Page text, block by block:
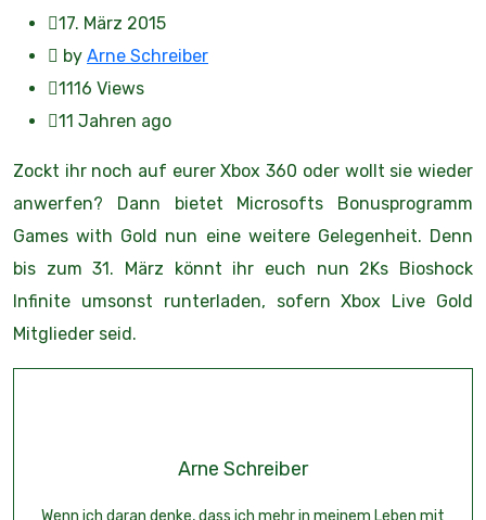
17. März 2015
by Arne Schreiber
1116 Views
11 Jahren ago
Zockt ihr noch auf eurer Xbox 360 oder wollt sie wieder
anwerfen? Dann bietet Microsofts Bonusprogramm
Games with Gold nun eine weitere Gelegenheit. Denn
bis zum 31. März könnt ihr euch nun 2Ks Bioshock
Infinite umsonst runterladen, sofern Xbox Live Gold
Mitglieder seid.
Arne Schreiber
Wenn ich daran denke, dass ich mehr in meinem Leben mit